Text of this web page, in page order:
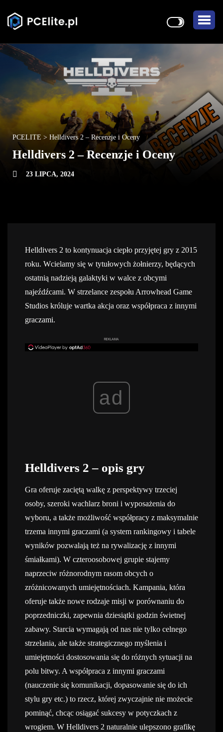
PCELITE > Helldivers 2 – Recenzje i Oceny
Helldivers 2 – Recenzje i Oceny
23 LIPCA, 2024
Helldivers 2 to kontynuacja ciepło przyjętej gry z 2015
roku. Wcielamy się w tytułowych żołnierzy, będących
ostatnią nadzieją galaktyki w walce z obcymi
najeźdźcami. W strzelance zespołu Arrowhead Game
Studios króluje wartka akcja oraz współpraca z innymi
graczami.
REKLAMA
ad
Helldivers 2 – opis gry
Gra oferuje zaciętą walkę z perspektywy trzeciej
osoby, szeroki wachlarz broni i wyposażenia do
wyboru, a także możliwość współpracy z maksymalnie
trzema innymi graczami (a system rankingowy i tabele
wyników pozwalają też na rywalizację z innymi
śmiałkami). W czteroosobowej grupie stajemy
naprzeciw różnorodnym rasom obcych o
zróżnicowanych umiejętnościach. Kampania, która
oferuje także nowe rodzaje misji w porównaniu do
poprzedniczki, zapewnia dziesiątki godzin świetnej
zabawy. Starcia wymagają od nas nie tylko celnego
strzelania, ale także strategicznego myślenia i
umiejętności dostosowania się do różnych sytuacji na
polu bitwy. A współpraca z innymi graczami
(nauczenie się komunikacji, dopasowanie się do ich
stylu gry etc.) to rzecz, której zwyczajnie nie możecie
pominąć, chcąc osiągać sukcesy w potyczkach z
wrogiem. W Helldivers 2 naturalnie ulepszono grafikę